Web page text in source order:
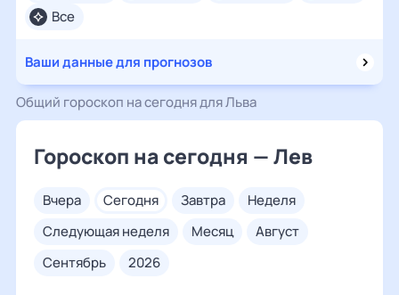
Все
Ваши данные для прогнозов
Общий гороскоп на сегодня для Льва
Гороскоп на сегодня — Лев
вчера сегодня завтра
неделя
следующая неделя
месяц
август
сентябрь
2026